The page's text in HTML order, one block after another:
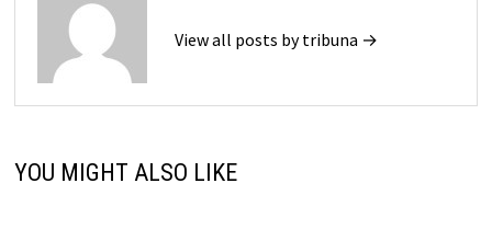
View all posts by tribuna →
YOU MIGHT ALSO LIKE